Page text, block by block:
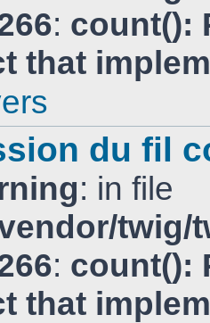
: count():
that
du fil
: in file
: count():
that